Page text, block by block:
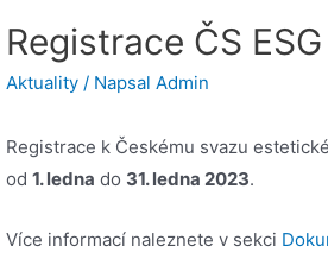
Registrace ČS
Aktuality / NapsalAdmin
Registrace k Českému svazu
od1. ledna do 31. ledna 2023.
Více informací naleznete v sekci